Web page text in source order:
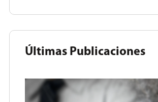
Últimas Publicaciones